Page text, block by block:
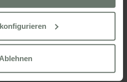
„Cookies
Sie in unserer
Ablehnen